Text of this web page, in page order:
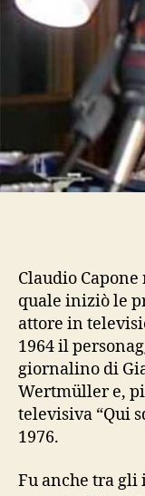
Claudio
quale iniziò le
attore in
1964 il
giornalino di
Wertmüller e,
televisiva “Qui
1976.
Fu anche tra